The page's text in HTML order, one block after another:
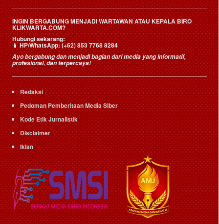
INGIN BERGABUNG MENJADI WARTAWAN ATAU KEPALA BIRO
KLIKWARTA.COM?
Hubungi sekarang:
📱HP/WhatsApp:(+62) 853 7768 8284
Ayo bergabung dan menjadi bagian dari media yang informatif,
profesional, dan terpercaya!
Redaksi
Pedoman Pemberitaan Media Siber
Kode Etik Jurnalistik
Disclaimer
Iklan